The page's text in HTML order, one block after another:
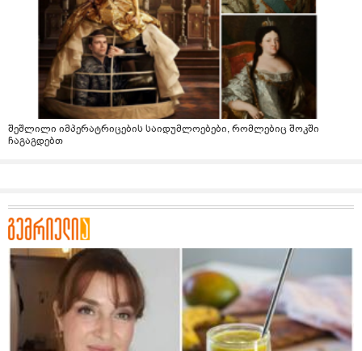
შეშლილი იმპერატრიცების საიდუმლოებები, რომლებიც შოკში
ჩაგაგდებთ